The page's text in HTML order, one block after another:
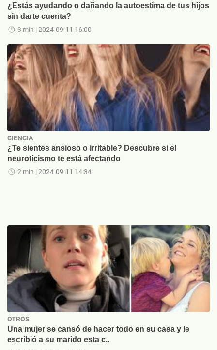
¿Estás ayudando o dañando la autoestima de tus hijos
sin darte cuenta?
3 min | 2024-09-11 16:00
CIENCIA
¿Te sientes ansioso o irritable? Descubre si el
neuroticismo te está afectando
2 min | 2024-09-11 14:34
OTROS
Una mujer se cansó de hacer todo en su casa y le
escribió a su marido esta c..